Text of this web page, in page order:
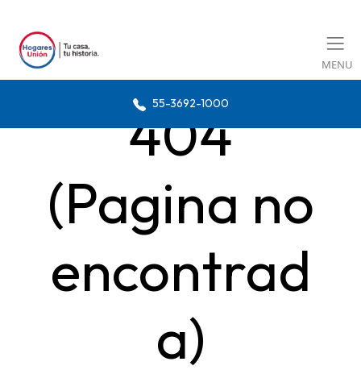
MENU
55-3692-1000
404
(Pagina no
encontrad
a)